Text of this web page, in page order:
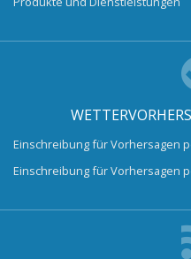
Einschreibung für Vorhersagen
Einschreibung für Vorhersagen